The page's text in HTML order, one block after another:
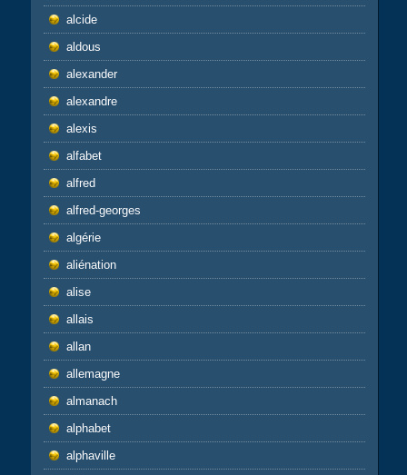
alcide
aldous
alexander
alexandre
alexis
alfabet
alfred
alfred-georges
algérie
aliénation
alise
allais
allan
allemagne
almanach
alphabet
alphaville